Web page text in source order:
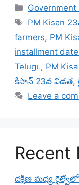
Categories
Government
Tags
PM Kisan
farmers, PM
installment
Telugu, PM
కిసాన్ 23వ విడత,
Leave a
Recent
దక్షిణ మధ్య